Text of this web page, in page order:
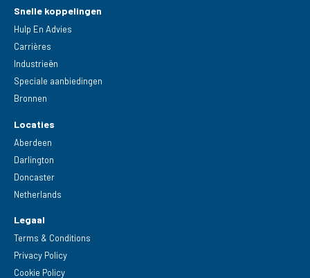
Snelle koppelingen
Hulp En Advies
Carrières
Industrieën
Speciale aanbiedingen
Bronnen
Locaties
Aberdeen
Darlington
Doncaster
Netherlands
Legaal
Terms & Conditions
Privacy Policy
Cookie Policy